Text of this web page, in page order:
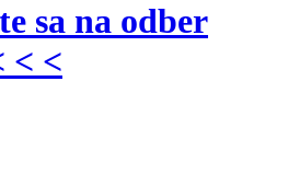
sa na odber
< <